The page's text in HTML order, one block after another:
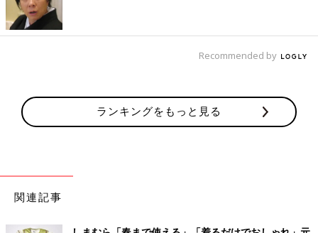
Recommended by
ランキングをもっと見る
関連記事